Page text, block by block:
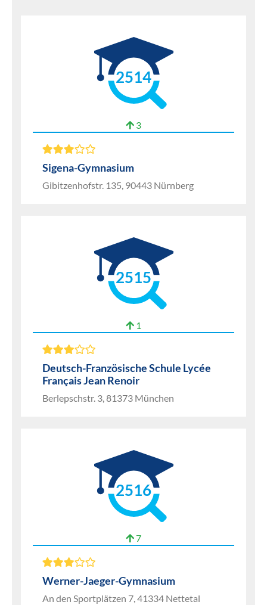
2514
3
Sigena-Gymnasium
Gibitzenhofstr. 135, 90443 Nürnberg
2515
1
Deutsch-Französische Schule Lycée
Français Jean Renoir
Berlepschstr. 3, 81373 München
2516
7
Werner-Jaeger-Gymnasium
An den Sportplätzen 7, 41334 Nettetal